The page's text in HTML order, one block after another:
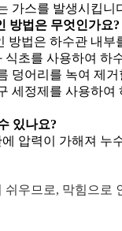
가스를 발생시킵니
방법은 무엇인가요?
방법은 하수관 내부
식초를 사용하여 하
덩어리를 녹여 제거
세정제를 사용하여
있나요?
압력이 가해져 누
쉬우므로, 막힘으로